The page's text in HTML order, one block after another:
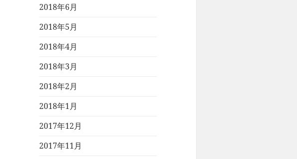
2018年6月
2018年5月
2018年4月
2018年3月
2018年2月
2018年1月
2017年12月
2017年11月